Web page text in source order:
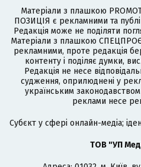
Матеріали з плашкою
ПОЗИЦІЯ є рекламними та
Редакція може не поділяти
Матеріали з плашкою
рекламними, проте редакція
контенту і поділяє думки,
Редакція не несе
судження, оприлюднені у
українським законодавством
реклами несе
Cубєкт у сфері онлайн-медіа;
ТОВ "УП